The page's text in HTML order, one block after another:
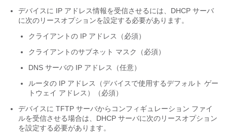
デバイスに IP アドレス情報を受信させるには、DHCP サーバ
に次のリースオプションを設定する必要があります。
クライアントの IP アドレス（必須）
クライアントのサブネット マスク（必須）
DNS サーバの IP アドレス（任意）
ルータの IP アドレス（デバイスで使用するデフォルト ゲー
トウェイ アドレス）（必須）
デバイスに TFTP サーバからコンフィギュレーション ファイ
ルを受信させる場合は、DHCP サーバに次のリースオプション
を設定する必要があります。